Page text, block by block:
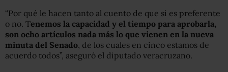
“Por qué le hacen tanto al cuento de que si es preferente
o no. Tenemos la capacidad y el tiempo para aprobarla,
son ocho artículos nada más lo que vienen en la nueva
minuta del Senado, de los cuales en cinco estamos de
acuerdo todos”, aseguró el diputado veracruzano.